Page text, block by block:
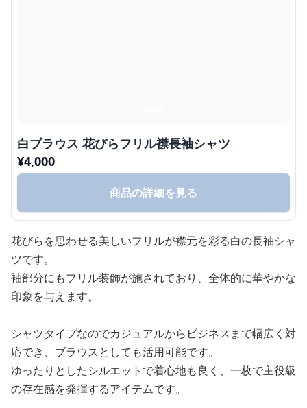
白ブラウス 花びらフリル襟長袖シャツ
¥4,000
商品の詳細を見る
花びらを思わせる美しいフリルが襟元を彩る白の長袖シャ
ツです。
袖部分にもフリル装飾が施されており、全体的に華やかな
印象を与えます。
シャツタイプなのでカジュアルからビジネスまで幅広く対
応でき、ブラウスとしても活用可能です。
ゆったりとしたシルエットで着心地も良く、一枚で主役級
の存在感を発揮するアイテムです。